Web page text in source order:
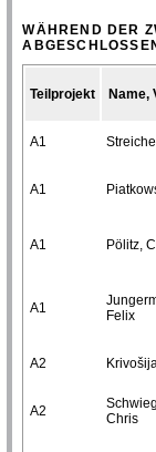
WÄHREND DER
Teilprojekt Name,
A1
A1
A1 Pölitz,
A1
Felix
A2
A2
Chris